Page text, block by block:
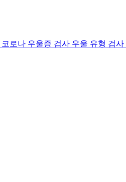
코로나 우울증 검사 우울 유형 검사